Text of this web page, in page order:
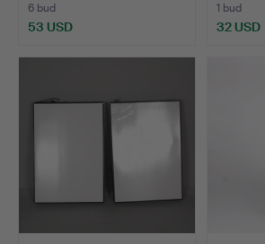
6 bud
53 USD
1 bud
32 USD